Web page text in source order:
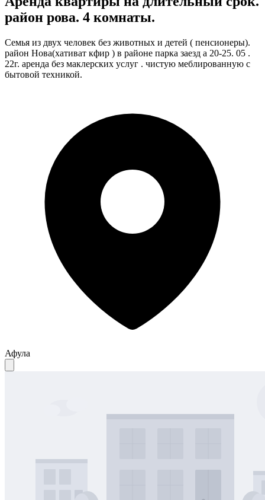
район рова. 4 комнаты.
Семья из двух человек без животных и детей ( пенсионеры).
район Нова(хативат кфир ) в районе парка заезд а 20-25. 05 .
22г. аренда без маклерских услуг . чистую меблированную с
бытовой техникой.
Афула